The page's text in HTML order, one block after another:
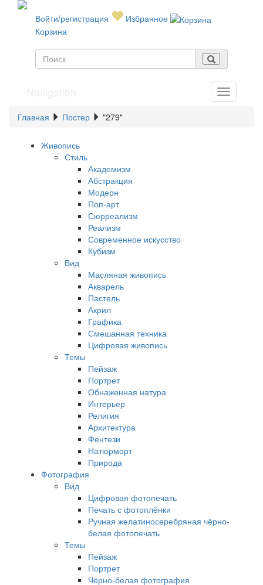
Войти/регистрация
Избранное
Корзина
Главная Постер "279"
Живопись
Стиль
Академизм
Абстракция
Модерн
Поп-арт
Сюрреализм
Реализм
Современное искусство
Кубизм
Вид
Масляная живопись
Акварель
Пастель
Акрил
Графика
Смешанная техника
Цифровая живопись
Темы
Пейзаж
Портрет
Обнаженная натура
Интерьер
Религия
Архитектура
Фентези
Натюрморт
Природа
Фотография
Вид
Цифровая фотопечать
Печать с фотоплёнки
Ручная желатиносеребряная чёрно-
белая фотопечать
Темы
Пейзаж
Портрет
Чёрно-белая фотография